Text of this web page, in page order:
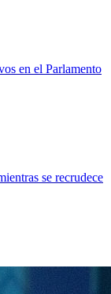
en el Parlamento
se recrudece